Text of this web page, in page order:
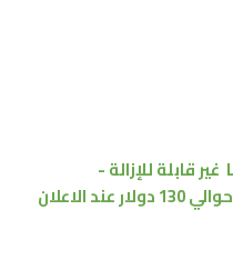
غير قابلة للإزالة -
حوالي 130 دولار عند الاعلان